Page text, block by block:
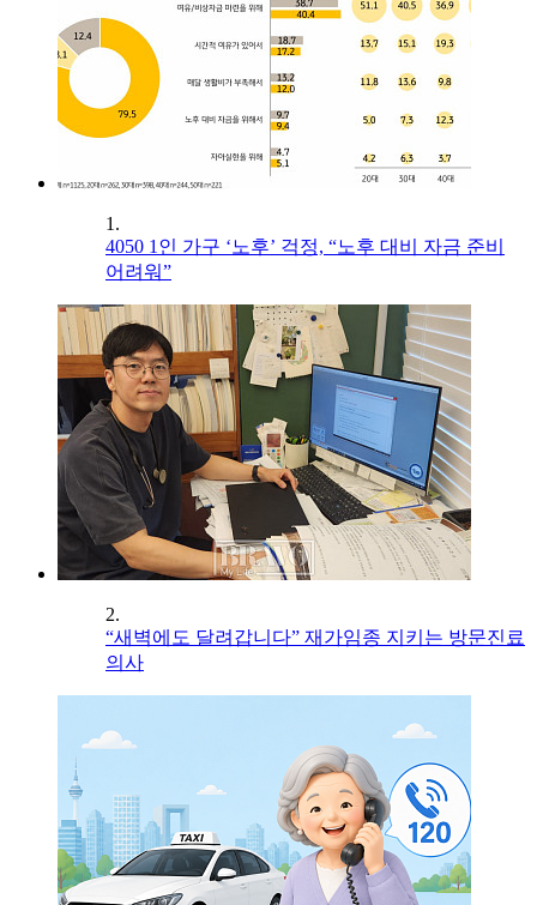
1.
4050 1인 가구 ‘노후’ 걱정, “노후 대비 자금 준비
어려워”
2.
“새벽에도 달려갑니다” 재가임종 지키는 방문진료
의사